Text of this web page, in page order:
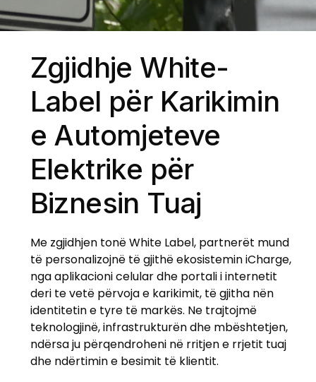
Zgjidhje White-
Label për Karikimin
e Automjeteve
Elektrike për
Biznesin Tuaj
Me zgjidhjen tonë White Label, partnerët mund
të personalizojnë të gjithë ekosistemin iCharge,
nga aplikacioni celular dhe portali i internetit
deri te vetë përvoja e karikimit, të gjitha nën
identitetin e tyre të markës. Ne trajtojmë
teknologjinë, infrastrukturën dhe mbështetjen,
ndërsa ju përqendroheni në rritjen e rrjetit tuaj
dhe ndërtimin e besimit të klientit.